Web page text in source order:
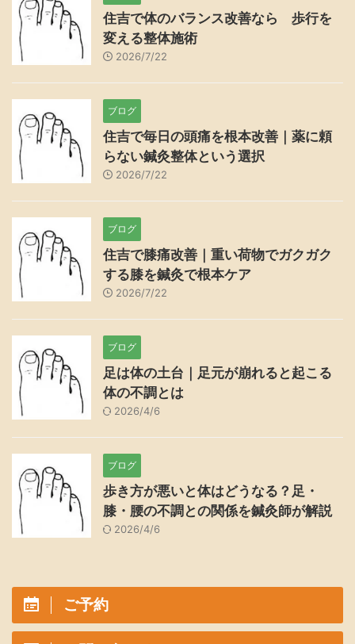
住吉で体のバランス改善なら 歩行を
変える整体施術
2026/7/22
ブログ
住吉で毎日の頭痛を根本改善｜薬に頼
らない鍼灸整体という選択
2026/7/22
ブログ
住吉で膝痛改善｜重い荷物でガクガク
する膝を鍼灸で根本ケア
2026/7/22
ブログ
足は体の土台｜足元が崩れると起こる
体の不調とは
2026/4/6
ブログ
歩き方が悪いと体はどうなる？足・
膝・腰の不調との関係を鍼灸師が解説
2026/4/6
ご予約